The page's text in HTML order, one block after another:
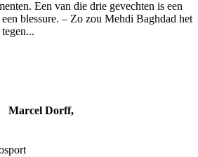
Een van die drie gevechten is een
blessure. – Zo zou Mehdi Baghdad het
Marcel Dorff,